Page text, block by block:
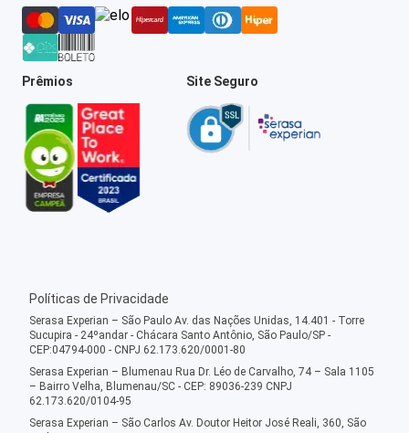
Prêmios Site Seguro
Políticas de Privacidade
Serasa Experian – São Paulo Av. das Nações Unidas, 14.401 - Torre
Sucupira - 24ºandar - Chácara Santo Antônio, São Paulo/SP -
CEP:04794-000 - CNPJ 62.173.620/0001-80
Serasa Experian – Blumenau Rua Dr. Léo de Carvalho, 74 – Sala 1105
– Bairro Velha, Blumenau/SC - CEP: 89036-239 CNPJ
62.173.620/0104-95
Serasa Experian – São Carlos Av. Doutor Heitor José Reali, 360, São